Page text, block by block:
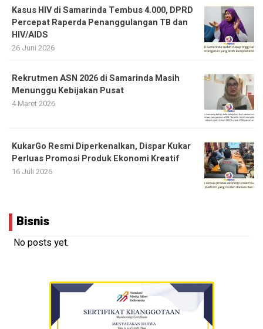
Kasus HIV di Samarinda Tembus 4.000, DPRD
Percepat Raperda Penanggulangan TB dan
HIV/AIDS
26 Juni 2026
Rekrutmen ASN 2026 di Samarinda Masih
Menunggu Kebijakan Pusat
4 Maret 2026
KukarGo Resmi Diperkenalkan, Dispar Kukar
Perluas Promosi Produk Ekonomi Kreatif
16 Juli 2026
Bisnis
No posts yet.